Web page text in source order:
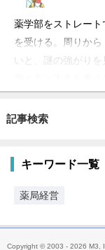
薬学部をストレー
を受ける。周りか
いと、謎の強がりを
働き方と未来を考
り。
「どーせ仕事をす
ーマに薬剤師・薬
記事検索
キーワード一覧
薬局経営
Copyright © 2003 - 2026 M3,